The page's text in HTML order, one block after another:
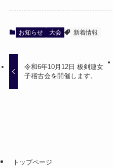
お知らせ 大会 新着情報
令和6年10月12日 板剣連女
子稽古会を開催します。
トップページ